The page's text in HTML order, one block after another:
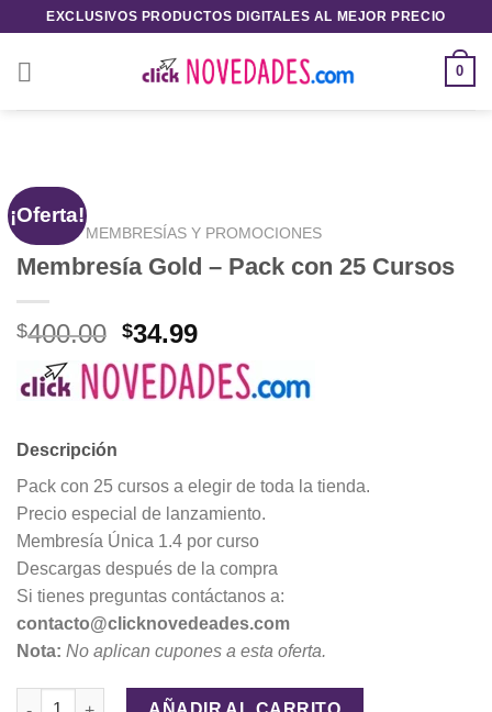
contenido
EXCLUSIVOS PRODUCTOS DIGITALES AL MEJOR PRECIO
0
¡Oferta!
INICIO / MEMBRESÍAS Y PROMOCIONES
Membresía Gold – Pack con 25 Cursos
$400.00 El
precio
original
$34.99El
precio
actual
Descripción
Pack con 25 cursos a elegir de toda la tienda.
Precio especial de lanzamiento.
Membresía Única 1.4 por curso
Descargas después de la compra
Si tienes preguntas contáctanos a:
contacto@clicknovedeades.com
Nota: No aplican cupones a esta oferta.
Membresía Gold – Pack con 25 Cursos cantidad